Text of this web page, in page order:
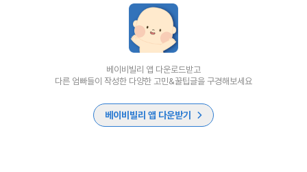
베이비빌리 앱 다운로드받고
다른 엄빠들이 작성한 다양한 고민&꿀팁글을 구경해보세요
베이비빌리 앱 다운받기